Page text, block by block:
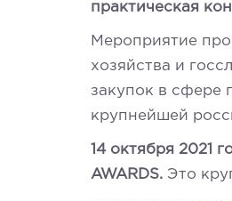
практическая
Мероприятие
хозяйства и
закупок в сфере
крупнейшей
14 октября 2021
AWARDS. Это